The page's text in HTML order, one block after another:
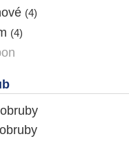
(4)
(4)